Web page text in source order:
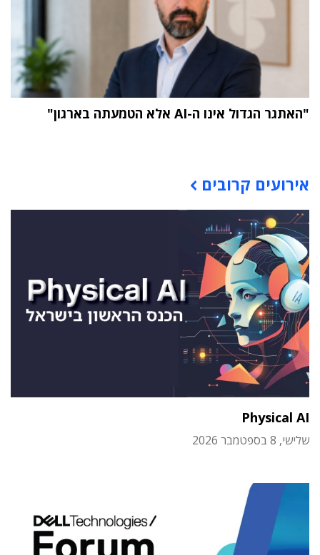
"האתגר הגדול אינו ה-AI אלא הטמעתה בארגון"
אירועים קרובים
Physical AI
שלישי, 8 בספטמבר 2026